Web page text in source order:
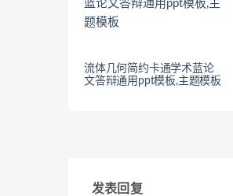
流体几何简约卡通学术蓝论
文答辩通用ppt模板,主题模板
发表回复